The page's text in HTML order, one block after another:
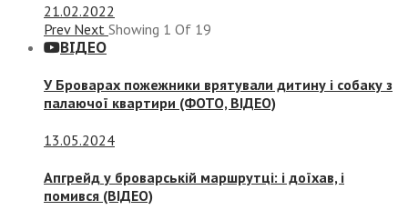
21.02.2022
Prev Next Showing 1 Of 19
ВІДЕО
У Броварах пожежники врятували дитину і собаку з
палаючої квартири (ФОТО, ВІДЕО)
13.05.2024
Апгрейд у броварській маршрутці: і доїхав, і
помився (ВІДЕО)